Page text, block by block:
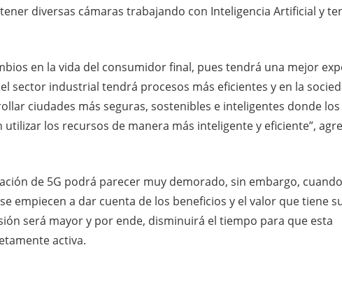
diversas cámaras trabajando con Inteligencia Artificial y
en la vida del consumidor final, pues tendrá una mejor
sector industrial tendrá procesos más eficientes y en la
ciudades más seguras, sostenibles e inteligentes donde los
los recursos de manera más inteligente y eficiente”,
de 5G podrá parecer muy demorado, sin embargo,
empiecen a dar cuenta de los beneficios y el valor que tiene
será mayor y por ende, disminuirá el tiempo para que esta
activa.